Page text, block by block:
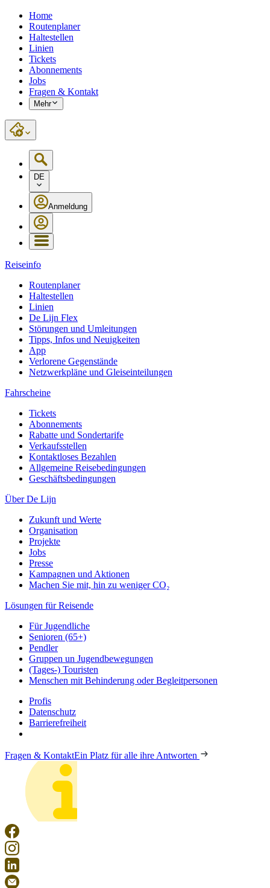
Home
Routenplaner
Haltestellen
Linien
Tickets
Abonnements
Jobs
Fragen & Kontakt
Mehr
DE
Anmeldung
Reiseinfo
Routenplaner
Haltestellen
Linien
De Lijn Flex
Störungen und Umleitungen
Tipps, Infos und Neuigkeiten
App
Verlorene Gegenstände
Netzwerkpläne und Gleiseinteilungen
Fahrscheine
Tickets
Abonnements
Rabatte und Sondertarife
Verkaufsstellen
Kontaktloses Bezahlen
Allgemeine Reisebedingungen
Geschäftsbedingungen
Über De Lijn
Zukunft und Werte
Organisation
Projekte
Jobs
Presse
Kampagnen und Aktionen
Machen Sie mit, hin zu weniger CO₂
Lösungen für Reisende
Für Jugendliche
Senioren (65+)
Pendler
Gruppen un Jugendbewegungen
(Tages-) Touristen
Menschen mit Behinderung oder Begleitpersonen
Profis
Datenschutz
Barrierefreiheit
Fragen & KontaktEin Platz für alle ihre Antworten